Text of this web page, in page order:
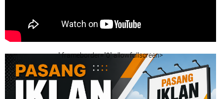
" frameborder="0" allowfullscreen>